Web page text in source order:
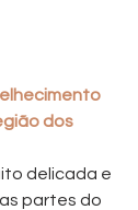
dos
partes do